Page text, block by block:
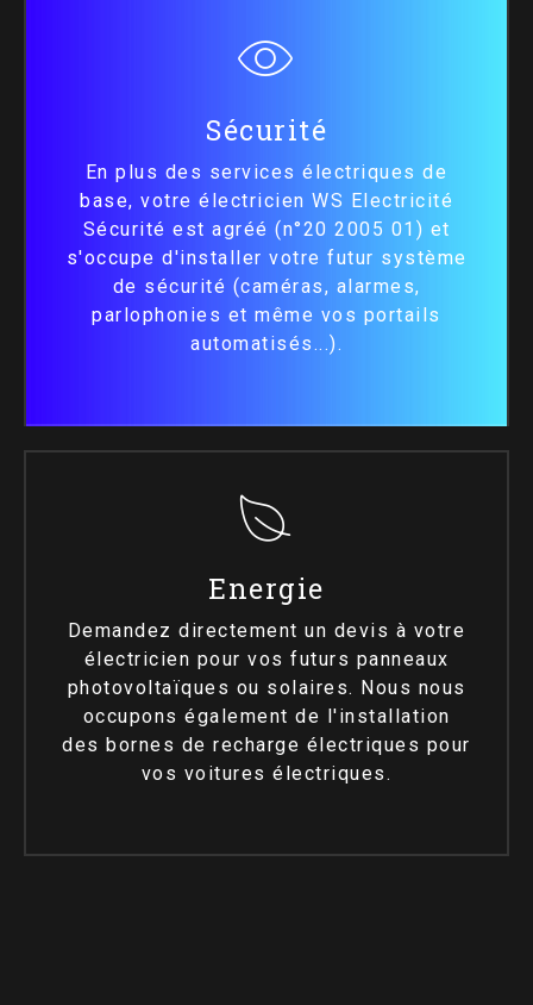
Sécurité
En plus des services électriques de
base, votre électricien WS Electricité
Sécurité est agréé (n°20 2005 01) et
s'occupe d'installer votre futur système
de sécurité (caméras, alarmes,
parlophonies et même vos portails
automatisés...).
Energie
Demandez directement un devis à votre
électricien pour vos futurs panneaux
photovoltaïques ou solaires. Nous nous
occupons également de l'installation
des bornes de recharge électriques pour
vos voitures électriques.